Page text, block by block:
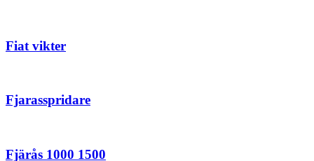
Fiat vikter
Fjarasspridare
Fjärås 1000 1500